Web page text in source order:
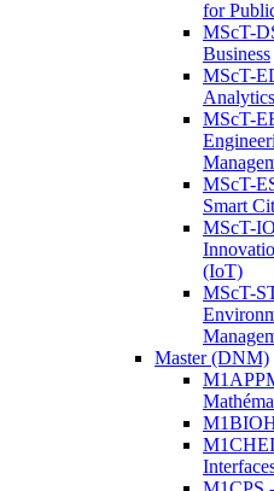
for
MScT-
Business
MScT-
MScT-
MScT-
Smart
MScT-
(IoT)
MScT-
Master (DNM)